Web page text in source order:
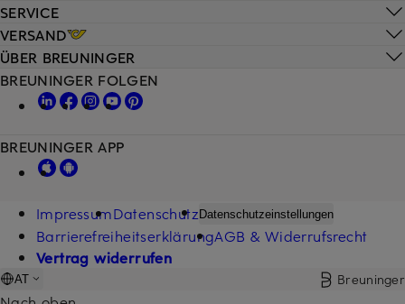
SERVICE
VERSAND
ÜBER BREUNINGER
BREUNINGER FOLGEN
BREUNINGER APP
ImpressumDatenschutzDatenschutzeinstellungen
BarrierefreiheitserklärungAGB & Widerrufsrecht
Vertrag widerrufen
AT Breuninger